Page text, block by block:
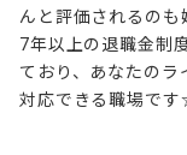
んと評価されるの
7年以上の退職金制
ており、あなたのラ
対応できる職場で